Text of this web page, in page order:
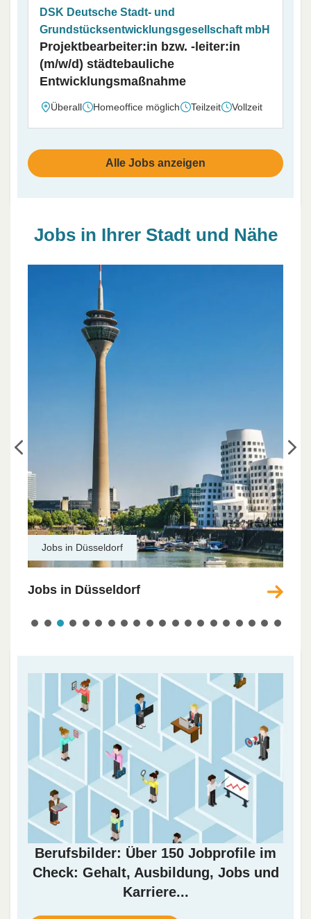
DSK Deutsche Stadt- und
Grundstücksentwicklungsgesellschaft mbH
Projektbearbeiter:in bzw. -leiter:in
(m/w/d) städtebauliche
Entwicklungsmaßnahme
Überall Homeoffice möglich Teilzeit Vollzeit
Alle Jobs anzeigen
Jobs in Ihrer Stadt und Nähe
Jobs in Düsseldorf
Jobs in Düsseldorf
Berufsbilder: Über 150 Jobprofile im
Check: Gehalt, Ausbildung, Jobs und
Karriere...